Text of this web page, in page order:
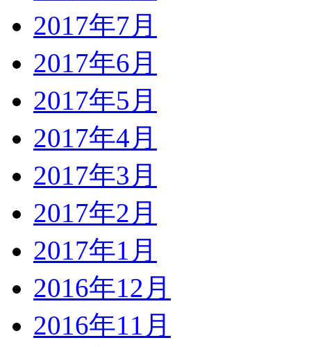
2017年7月
2017年6月
2017年5月
2017年4月
2017年3月
2017年2月
2017年1月
2016年12月
2016年11月